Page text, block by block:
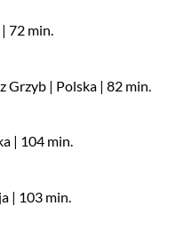
72 min.
Grzyb | Polska | 82 min.
| 104 min.
| 103 min.